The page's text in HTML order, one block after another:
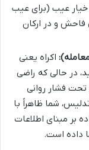
عیب (برای عیب
فاحش و در ارکان
اکراه یعنی
در حالی که راضی
تحت فشار روانی
شما ظاهراً با
بر مبنای اطلاعات
داده است.